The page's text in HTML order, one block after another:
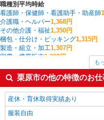
職種別平均時給
看護師・保健師・看護助手・助産師
介護職・ヘルパー1,368円
その他介護・福祉1,350円
梱包・仕分け・ピッキング1,315円
製造・組立・加工1,307円
家電・携帯販売1,300円
中型（2t・4t）ドライバー1,300円
その他ドライバー・配達1,300円
入出庫・商品管理・検品・検査
栗原市の他の職種の平均時給を見る
も
栗原市の他の特徴のお仕
産休・育休取得実績あり
服装自由